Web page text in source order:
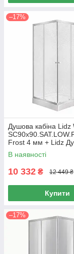
–17%
Душова кабіна Lidz
Frost 4 мм + Lidz
піддон KAPIELKA
В наявності
10 332 ₴ 12 449 ₴
Купити
–17%